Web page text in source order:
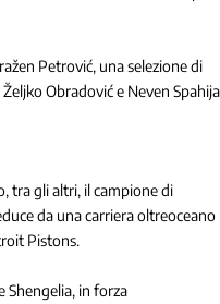
Petrović, una selezione di
Obradović e Neven
tra gli altri, il campione di
da una carriera oltreoceano
Pistons.
Shengelia, in forza